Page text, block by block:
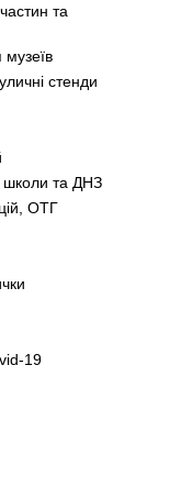
та
стенди
школи та ДНЗ
ОТГ
19